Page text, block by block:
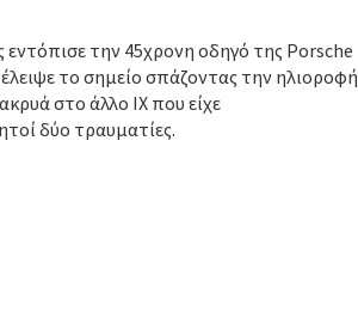
την 45χρονη οδηγό της Porsche
το σημείο σπάζοντας την ηλιοροφή
στο άλλο ΙΧ που είχε
δύο τραυματίες.